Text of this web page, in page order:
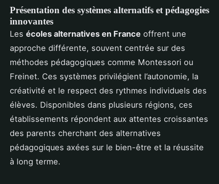
Présentation des systèmes alternatifs et pédagogies
innovantes
Les écoles alternatives en France offrent une
approche différente, souvent centrée sur des
méthodes pédagogiques comme Montessori ou
Freinet. Ces systèmes privilégient l’autonomie, la
créativité et le respect des rythmes individuels des
élèves. Disponibles dans plusieurs régions, ces
établissements répondent aux attentes croissantes
des parents cherchant des alternatives
pédagogiques axées sur le bien-être et la réussite
à long terme.